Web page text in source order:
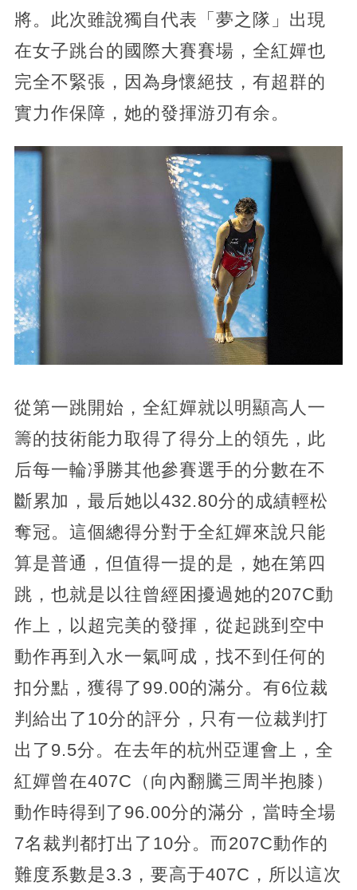
將。此次雖說獨自代表「夢之隊」出現
在女子跳台的國際大賽賽場，全紅嬋也
完全不緊張，因為身懷絕技，有超群的
實力作保障，她的發揮游刃有余。
從第一跳開始，全紅嬋就以明顯高人一
籌的技術能力取得了得分上的領先，此
后每一輪凈勝其他參賽選手的分數在不
斷累加，最后她以432.80分的成績輕松
奪冠。這個總得分對于全紅嬋來說只能
算是普通，但值得一提的是，她在第四
跳，也就是以往曾經困擾過她的207C動
作上，以超完美的發揮，從起跳到空中
動作再到入水一氣呵成，找不到任何的
扣分點，獲得了99.00的滿分。有6位裁
判給出了10分的評分，只有一位裁判打
出了9.5分。在去年的杭州亞運會上，全
紅嬋曾在407C（向內翻騰三周半抱膝）
動作時得到了96.00分的滿分，當時全場
7名裁判都打出了10分。而207C動作的
難度系數是3.3，要高于407C，所以這次